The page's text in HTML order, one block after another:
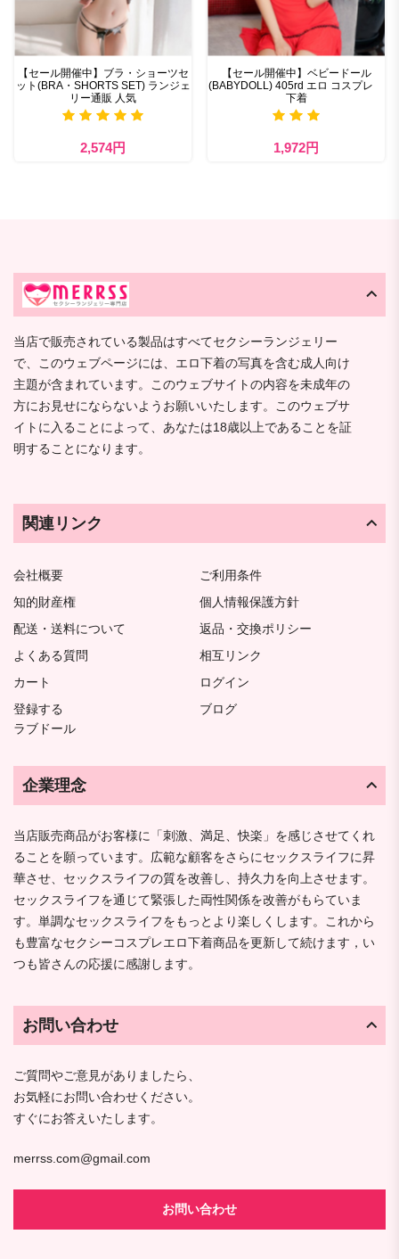
【セール開催中】ブラ・ショーツセ
ット(BRA・SHORTS SET) ランジェ
リー通販 人気
2,574円
【セール開催中】ベビードール
(BABYDOLL) 405rd エロ コスプレ
下着
1,972円
当店で販売されている製品はすべてセクシーランジェリー
で、このウェブページには、エロ下着の写真を含む成人向け
主題が含まれています。このウェブサイトの内容を未成年の
方にお見せにならないようお願いいたします。このウェブサ
イトに入ることによって、あなたは18歳以上であることを証
明することになります。
関連リンク
会社概要
ご利用条件
知的財産権
個人情報保護方針
配送・送料について
返品・交換ポリシー
よくある質問
相互リンク
カート
ログイン
登録する
ブログ
ラブドール
企業理念
当店販売商品がお客様に「刺激、満足、快楽」を感じさせてくれ
ることを願っています。広範な顧客をさらにセックスライフに昇
華させ、セックスライフの質を改善し、持久力を向上させます。
セックスライフを通じて緊張した両性関係を改善がもらていま
す。単調なセックスライフをもっとより楽しくします。これから
も豊富なセクシーコスプレエロ下着商品を更新して続けます，い
つも皆さんの応援に感謝します。
お問い合わせ
ご質問やご意見がありましたら、
お気軽にお問い合わせください。
すぐにお答えいたします。
merrss.com@gmail.com
お問い合わせ